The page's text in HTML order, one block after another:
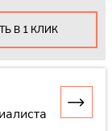
В 1 КЛИК